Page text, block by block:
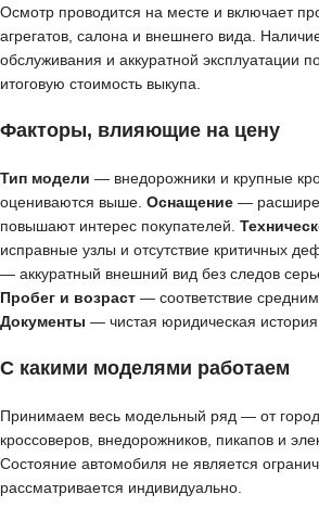
Осмотр проводится на месте и включает
агрегатов, салона и внешнего вида.
обслуживания и аккуратной эксплуатации
итоговую стоимость выкупа.
Факторы, влияющие на цену
Тип модели — внедорожники и крупные
оцениваются выше. Оснащение —
повышают интерес покупателей.
исправные узлы и отсутствие критичных
— аккуратный внешний вид без следов
Пробег и возраст — соответствие
Документы — чистая юридическая история
С какими моделями работаем
Принимаем весь модельный ряд — от
кроссоверов, внедорожников, пикапов и
Состояние автомобиля не является
рассматривается индивидуально.